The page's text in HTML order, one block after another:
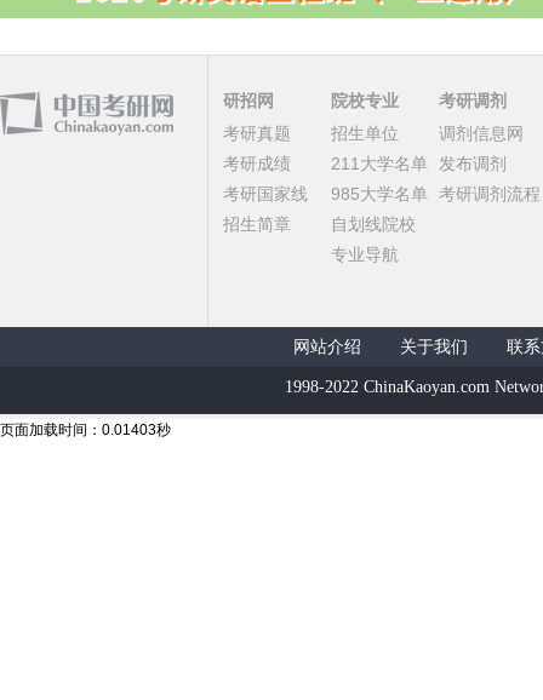
研招网
考研真题
考研成绩
考研国家线
招生简章
院校专业
招生单位
211大学名单
985大学名单
自划线院校
专业导航
考研调剂
调剂信息网
发布调剂
考研调剂流程
网站介绍 关于我们 联
1998-2022 ChinaKaoyan.com
页面加载时间：0.01403秒